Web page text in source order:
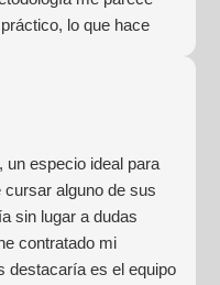
lo que hace
un especio ideal para
alguno de sus
sin lugar a dudas
contratado mi
destacaría es el equipo